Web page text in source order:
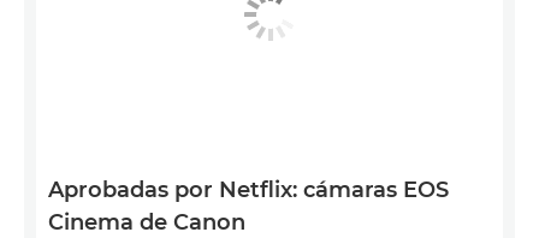
Aprobadas por Netflix: cámaras EOS
Cinema de Canon